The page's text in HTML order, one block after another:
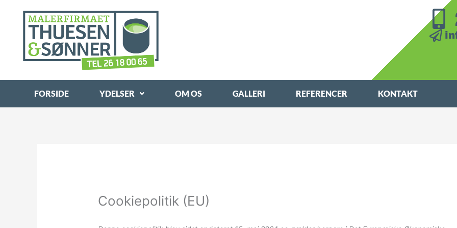
FORSIDE YDELSER OM OS GALLERI REFERENCER KONTAKT
Cookiepolitik (EU)